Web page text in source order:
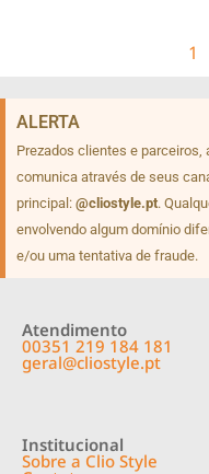
1
ALERTA
Prezados clientes e parceiros,
comunica através de seus
principal: @cliostyle.pt.
envolvendo algum domínio
e/ou uma tentativa de fraude.
Atendimento
00351 219 184 181
geral@cliostyle.pt
Institucional
Sobre a Clio Style